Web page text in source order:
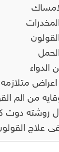
من الم
روشته دوت
علاج